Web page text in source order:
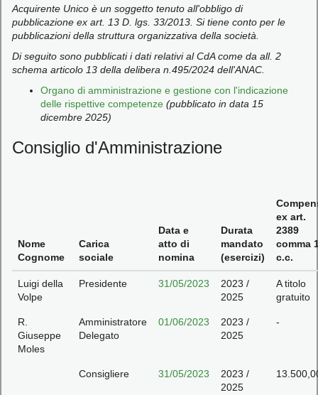
Acquirente Unico è un soggetto tenuto all'obbligo di
pubblicazione ex art. 13 D. lgs. 33/2013. Si tiene conto per le
pubblicazioni della struttura organizzativa della società.
Di seguito sono pubblicati i dati relativi al CdA come da all. 2
schema articolo 13 della delibera n.495/2024 dell'ANAC.
Organo di amministrazione e gestione con l'indicazione
delle rispettive competenze (pubblicato in data 15
dicembre 2025)
Consiglio d'Amministrazione
Nome
Cognome
Carica
sociale
Data e
atto di
nomina
Durata
mandato
(esercizi)
ex art.
2389
comma
c.c.​
Luigi della
Volpe
Presidente 31/05/2023
2023 /
2025
A titolo
gratuito
R.
Giuseppe
Moles
Amministratore
Delegato
01/06/2023
2023 /
2025
-
Consigliere 31/05/2023
2023 /
2025